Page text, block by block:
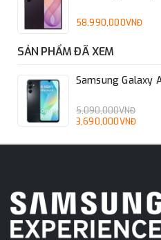
58,990,000VNĐ
SẢN PHẨM ĐÃ XEM
Samsung Galaxy
5,090,000VNĐ
3,690,000VNĐ